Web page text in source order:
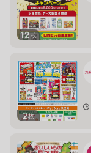
12枚
2枚